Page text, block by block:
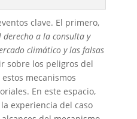
clave. El primero,
a la consulta y
climático y las falsas
sobre los peligros del
mecanismos
En este espacio,
experiencia del caso